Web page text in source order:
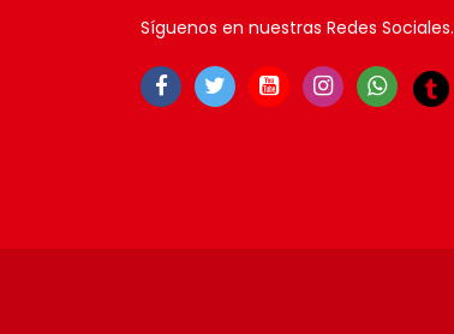
Síguenos en nuestras Redes Sociales.